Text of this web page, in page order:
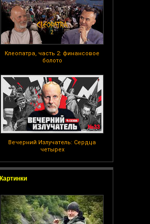
Клеопатра, часть 2: финансовое
болото
Вечерний Излучатель: Сердца
четырех
Картинки